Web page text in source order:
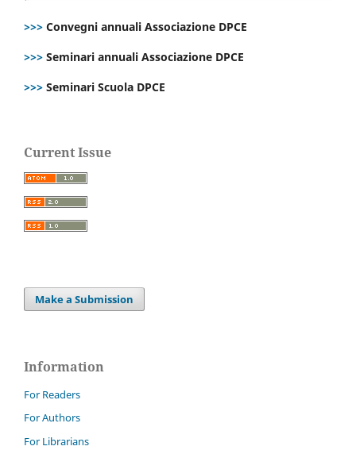
>>> Convegni annuali Associazione DPCE
>>> Seminari annuali Associazione DPCE
>>> Seminari Scuola DPCE
Current Issue
Make a Submission
Information
For Readers
For Authors
For Librarians